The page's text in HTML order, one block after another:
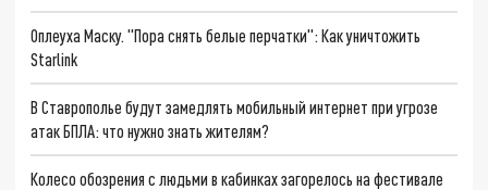
Оплеуха Маску. "Пора снять белые перчатки": Как уничтожить
Starlink
В Ставрополье будут замедлять мобильный интернет при угрозе
атак БПЛА: что нужно знать жителям?
Колесо обозрения с людьми в кабинках загорелось на фестивале